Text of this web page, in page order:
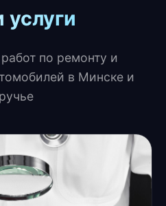
по ремонту и
в Минске и